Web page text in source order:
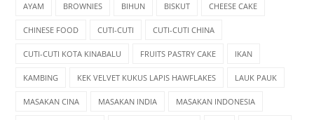
AYAM BROWNIES BIHUN BISKUT CHEESE CAKE
CHINESE FOOD CUTI-CUTI CUTI-CUTI CHINA
CUTI-CUTI KOTA KINABALU FRUITS PASTRY CAKE IKAN
KAMBING KEK VELVET KUKUS LAPIS HAWFLAKES LAUK PAUK
MASAKAN CINA MASAKAN INDIA MASAKAN INDONESIA